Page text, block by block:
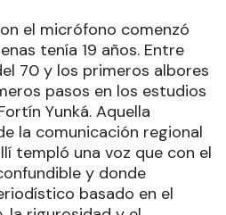
el micrófono comenzó
tenía 19 años. Entre
70 y los primeros albores
pasos en los estudios
Yunká. Aquella
la comunicación regional
templó una voz que con el
y donde
basado en el